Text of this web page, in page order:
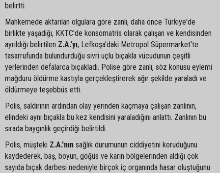
belirtti.
Mahkemede aktarılan olgulara göre zanlı, daha önce Türkiye'de
birlikte yaşadığı, KKTC'de konsomatris olarak çalışan ve kendisinden
ayrıldığı belirtilen Z.A.'yı, Lefkoşa'daki Metropol Süpermarket'te
tasarrufunda bulundurduğu sivri uçlu bıçakla vücudunun çeşitli
yerlerinden defalarca bıçakladı. Polise göre zanlı, söz konusu eylemi
mağduru öldürme kastıyla gerçekleştirerek ağır şekilde yaraladı ve
öldürmeye teşebbüs etti.
Polis, saldırının ardından olay yerinden kaçmaya çalışan zanlının,
elindeki aynı bıçakla bu kez kendisini yaraladığını anlattı. Zanlının bu
sırada baygınlık geçirdiği belirtildi.
Polis, müşteki Z.A.'nın sağlık durumunun ciddiyetini koruduğunu
kaydederek, baş, boyun, göğüs ve karın bölgelerinden aldığı çok
sayıda bıçak darbesi nedeniyle birçok iç organında hasar oluştuğunu